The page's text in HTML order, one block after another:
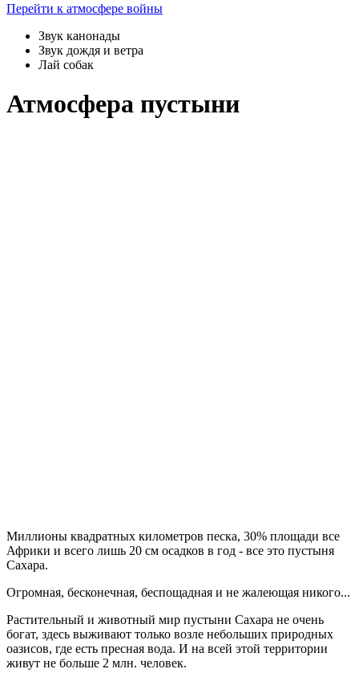
Перейти к атмосфере войны
Звук канонады
Звук дождя и ветра
Лай собак
Атмосфера пустыни
Миллионы квадратных километров песка, 30% площади все
Африки и всего лишь 20 см осадков в год - все это пустыня
Сахара.
Огромная, бесконечная, беспощадная и не жалеющая никого...
Растительный и животный мир пустыни Сахара не очень
богат, здесь выживают только возле небольших природных
оазисов, где есть пресная вода. И на всей этой территории
живут не больше 2 млн. человек.